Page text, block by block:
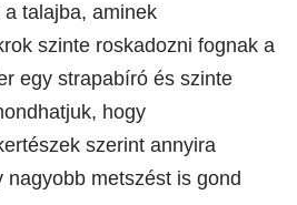
talajba, aminek
szinte roskadozni fognak a
egy strapabíró és szinte
hogy
szerint annyira
metszést is gond